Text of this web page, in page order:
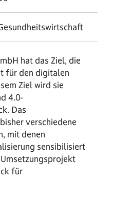
hat das Ziel, die
für den digitalen
Ziel wird sie
4.0-
Das
verschiedene
mit denen
sensibilisiert
für